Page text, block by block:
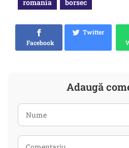
romania borsec
Facebook
Twitter
Adaugă